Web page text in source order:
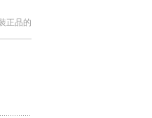
正品的